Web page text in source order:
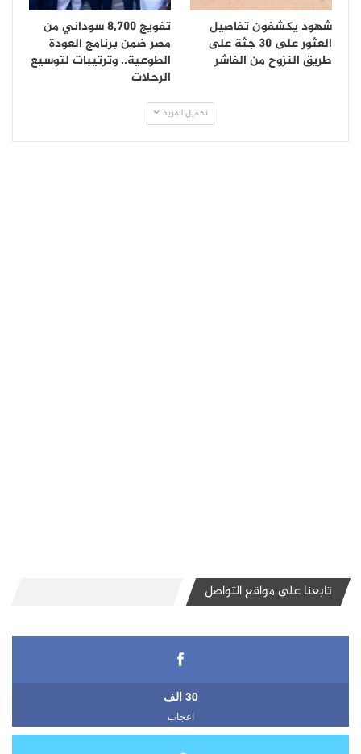
شهود يكشفون تفاصيل
العثور على 30 جثة على
طريق النزوح من الفاشر
تفويج 8,700 سوداني من
مصر ضمن برنامج العودة
الطوعية.. وترتيبات لتوسيع
الرحلات
تحميل المزيد
تابعنا على مواقع التواصل
30 الف
اعجاب